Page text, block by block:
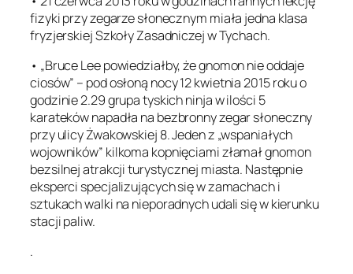
fizyki przy zegarze słonecznym miała jedna klasa
fryzjerskiej Szkoły Zasadniczej w Tychach.
• „Bruce Lee powiedziałby, że gnomon nie oddaje
ciosów” – pod osłoną nocy 12 kwietnia 2015 roku o
godzinie 2.29 grupa tyskich ninja w ilości 5
karateków napadła na bezbronny zegar słoneczny
przy ulicy Żwakowskiej 8. Jeden z „wspaniałych
wojowników” kilkoma kopnięciami złamał gnomon
bezsilnej atrakcji turystycznej miasta. Następnie
eksperci specjalizujących się w zamachach i
sztukach walki na nieporadnych udali się w kierunku
stacji paliw.
.